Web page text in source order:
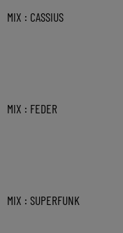
MIX : CASSIUS
MIX : FEDER
MIX : SUPERFUNK